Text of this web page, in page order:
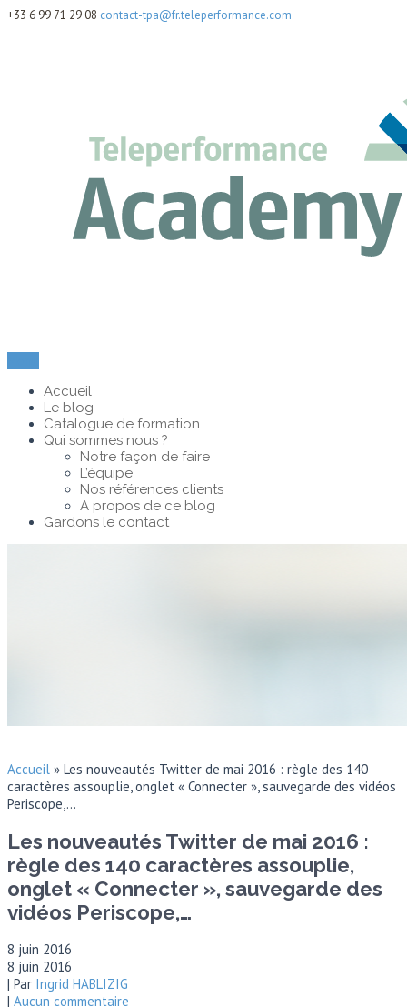
+33 6 99 71 29 08 contact-tpa@fr.teleperformance.com
Accueil
Le blog
Catalogue de formation
Qui sommes nous ?
Notre façon de faire
L’équipe
Nos références clients
A propos de ce blog
Gardons le contact
Accueil » Les nouveautés Twitter de mai 2016 : règle des 140
caractères assouplie, onglet « Connecter », sauvegarde des vidéos
Periscope,…
Les nouveautés Twitter de mai 2016 :
règle des 140 caractères assouplie,
onglet « Connecter », sauvegarde des
vidéos Periscope,…
8 juin 2016
8 juin 2016
| Par Ingrid HABLIZIG
| Aucun commentaire